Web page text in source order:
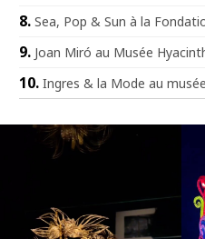
Sea, Pop & Sun à la
Joan Miró au Musée
Ingres & la Mode au